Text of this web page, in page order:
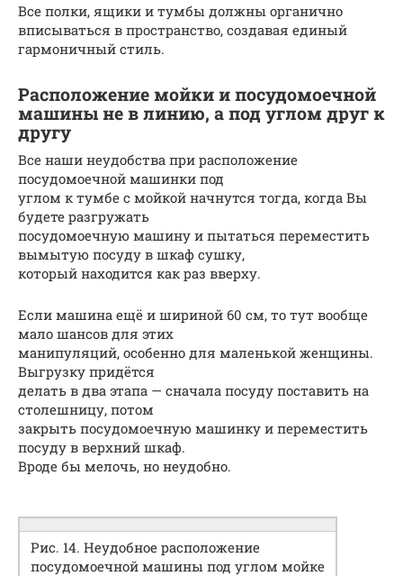
Все полки, ящики и тумбы должны органично
вписываться в пространство, создавая единый
гармоничный стиль.
Расположение мойки и посудомоечной
машины не в линию, а под углом друг к
другу
Все наши неудобства при расположение
посудомоечной машинки под
углом к тумбе с мойкой начнутся тогда, когда Вы
будете разгружать
посудомоечную машину и пытаться переместить
вымытую посуду в шкаф сушку,
который находится как раз вверху.
Если машина ещё и шириной 60 см, то тут вообще
мало шансов для этих
манипуляций, особенно для маленькой женщины.
Выгрузку придётся
делать в два этапа — сначала посуду поставить на
столешницу, потом
закрыть посудомоечную машинку и переместить
посуду в верхний шкаф.
Вроде бы мелочь, но неудобно.
Рис. 14. Неудобное расположение
посудомоечной машины под углом мойке